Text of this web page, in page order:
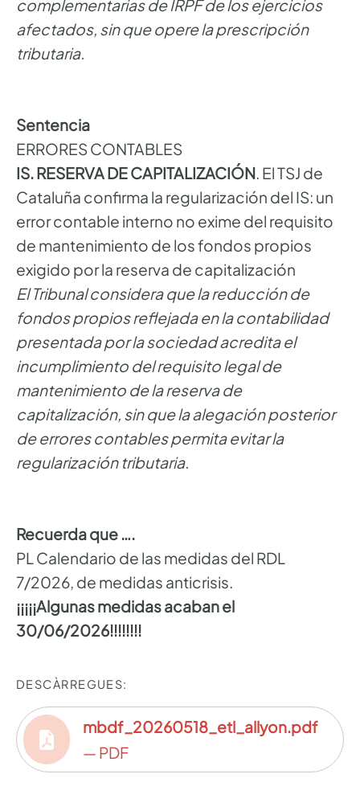
complementarias de IRPF de los ejercicios
afectados, sin que opere la prescripción
tributaria.
Sentencia
ERRORES CONTABLES
IS. RESERVA DE CAPITALIZACIÓN. El TSJ de
Cataluña confirma la regularización del IS: un
error contable interno no exime del requisito
de mantenimiento de los fondos propios
exigido por la reserva de capitalización
El Tribunal considera que la reducción de
fondos propios reflejada en la contabilidad
presentada por la sociedad acredita el
incumplimiento del requisito legal de
mantenimiento de la reserva de
capitalización, sin que la alegación posterior
de errores contables permita evitar la
regularización tributaria.
Recuerda que ….
PL Calendario de las medidas del RDL
7/2026, de medidas anticrisis.
¡¡¡¡¡Algunas medidas acaban el
30/06/2026!!!!!!!!
DESCÀRREGUES:
mbdf_20260518_etl_allyon.pdf
— PDF